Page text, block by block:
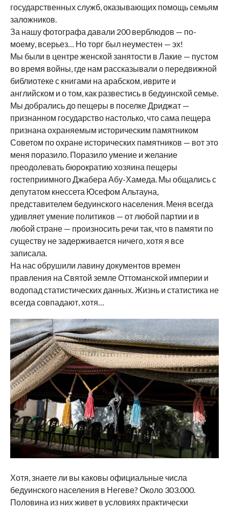
государственных служб, оказывающих помощь семьям
заложников.
За нашу фотографа давали 200 верблюдов — по-
моему, всерьез… Но торг был неуместен — эх!
Мы были в центре женской занятости в Лакие — пустом
во время войны, где нам рассказывали о передвижной
библиотеке с книгами на арабском, иврите и
английском и о том, как развестись в бедуинской семье.
Мы добрались до пещеры в поселке Дриджат —
признанном государство настолько, что сама пещера
признана охраняемым историческим памятником
Советом по охране исторических памятников — вот это
меня поразило. Поразило умение и желание
преодолевать бюрократию хозяина пещеры
гостеприимного Джабера Абу-Хамеда. Мы общались с
депутатом кнессета Юсефом Альтауна,
представителем бедуинского населения. Меня всегда
удивляет умение политиков — от любой партии и в
любой стране — произносить речи так, что в памяти по
существу не задерживается ничего, хотя я все
записала.
На нас обрушили лавину документов времен
правления на Святой земле Оттоманской империи и
водопад статистических данных. Жизнь и статистика не
всегда совпадают, хотя…
Хотя, знаете ли вы каковы официальные числа
бедуинского населения в Негеве? Около 303.000.
Половина из них живет в условиях практически